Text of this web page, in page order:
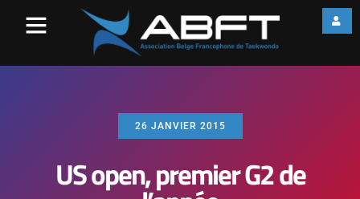
26 JANVIER 2015
US open, premier G2 de